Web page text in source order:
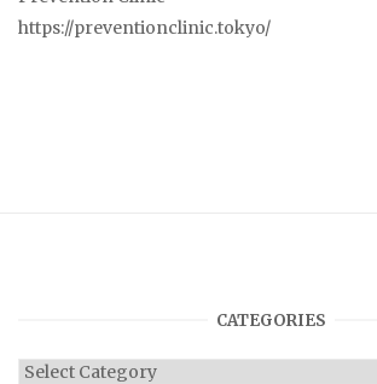
https://preventionclinic.tokyo/
CATEGORIES
Categories